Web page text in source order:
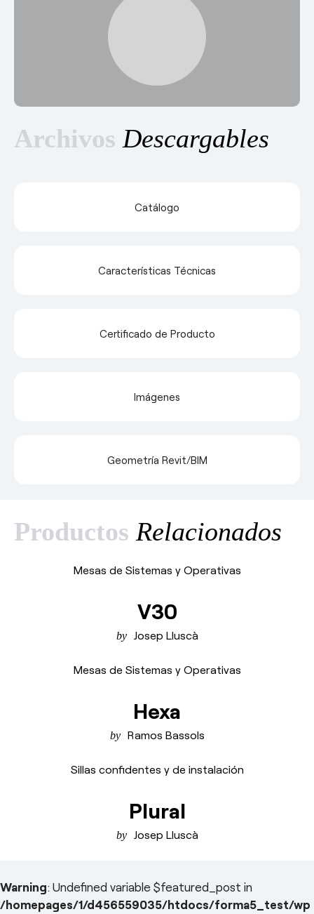
Archivos Descargables
Catálogo
Características Técnicas
Certificado de Producto
Imágenes
Geometría Revit/BIM
Productos Relacionados
Mesas de Sistemas y Operativas
V30
Josep Lluscà
Mesas de Sistemas y Operativas
Hexa
Ramos Bassols
Sillas confidentes y de instalación
Plural
Josep Lluscà
Warning: Undefined variable $featured_post in
/homepages/1/d456559035/htdocs/forma5_test/wp